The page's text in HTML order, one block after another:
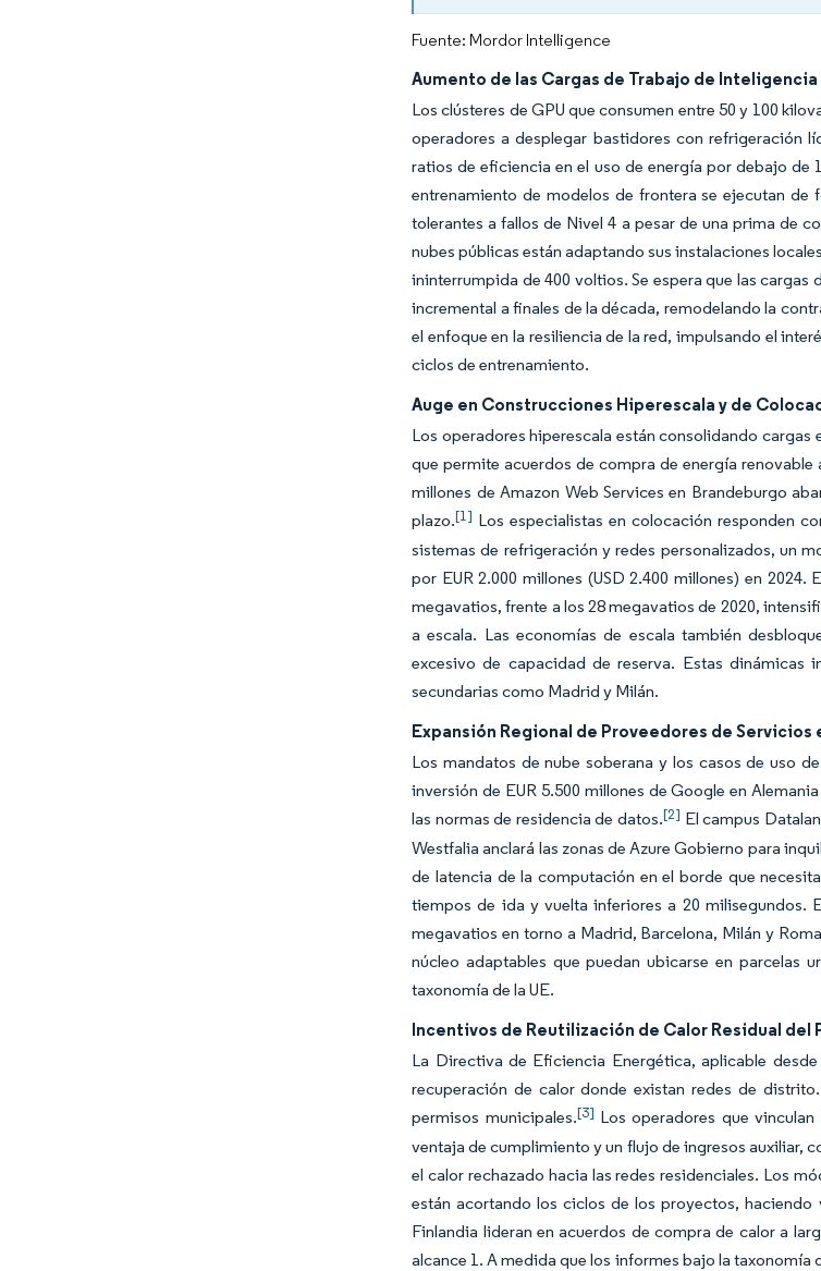
Fuente: Mordor Intelligence
Aumento de las Cargas de Trabajo de
Los clústeres de GPU que consumen entre 50 y 100
operadores a desplegar bastidores con refrigeración
ratios de eficiencia en el uso de energía por debajo de
entrenamiento de modelos de frontera se ejecutan de
tolerantes a fallos de Nivel 4 a pesar de una prima de
nubes públicas están adaptando sus instalaciones
ininterrumpida de 400 voltios. Se espera que las
incremental a finales de la década, remodelando la
el enfoque en la resiliencia de la red, impulsando el
ciclos de entrenamiento.
Auge en Construcciones Hiperescala y de
Los operadores hiperescala están consolidando
que permite acuerdos de compra de energía
millones de Amazon Web Services en Brandeburgo
plazo.[1] Los especialistas en colocación responden
sistemas de refrigeración y redes personalizados, un
por EUR 2.000 millones (USD 2.400 millones) en
megavatios, frente a los 28 megavatios de 2020,
a escala. Las economías de escala también
excesivo de capacidad de reserva. Estas dinámicas
secundarias como Madrid y Milán.
Expansión Regional de Proveedores de Servicios
Los mandatos de nube soberana y los casos de uso
inversión de EUR 5.500 millones de Google en
las normas de residencia de datos.[2] El campus
Westfalia anclará las zonas de Azure Gobierno para
de latencia de la computación en el borde que
tiempos de ida y vuelta inferiores a 20 milisegundos.
megavatios en torno a Madrid, Barcelona, Milán y
núcleo adaptables que puedan ubicarse en parcelas
taxonomía de la UE.
Incentivos de Reutilización de Calor Residual del
La Directiva de Eficiencia Energética, aplicable
recuperación de calor donde existan redes de
permisos municipales.[3] Los operadores que
ventaja de cumplimiento y un flujo de ingresos auxiliar,
el calor rechazado hacia las redes residenciales. Los
están acortando los ciclos de los proyectos,
Finlandia lideran en acuerdos de compra de calor a
alcance 1. A medida que los informes bajo la taxonomía